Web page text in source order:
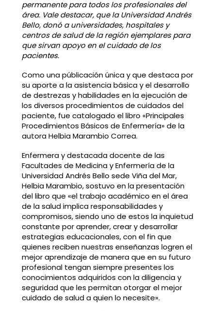
permanente para todos los profesionales del
área. Vale destacar, que la Universidad Andrés
Bello, donó a universidades, hospitales y
centros de salud de la región ejemplares para
que sirvan apoyo en el cuidado de los
pacientes.
Como una públicación única y que destaca por
su aporte a la asistencia básica y el desarrollo
de destrezas y habilidades en la ejecución de
los diversos procedimientos de cuidados del
paciente, fue catalogado el libro «Principales
Procedimientos Básicos de Enfermería» de la
autora Helbia Marambio Correa.
Enfermera y destacada docente de las
Facultades de Medicina y Enfermería de la
Universidad Andrés Bello sede Viña del Mar,
Helbia Marambio, sostuvo en la presentación
del libro que «el trabajo académico en el área
de la salud implica responsabilidades y
compromisos, siendo uno de estos la inquietud
constante por aprender, crear y desarrollar
estrategias educacionales, con el fin que
quienes reciben nuestras enseñanzas logren el
mejor aprendizaje de manera que en su futuro
profesional tengan siempre presentes los
conocimientos adquiridos con la diligencia y
seguridad que les permitan otorgar el mejor
cuidado de salud a quien lo necesite».